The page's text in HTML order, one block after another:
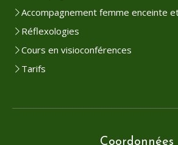
Accompagnement femme enceinte
Réflexologies
Cours en visioconférences
Tarifs
Coordonnées